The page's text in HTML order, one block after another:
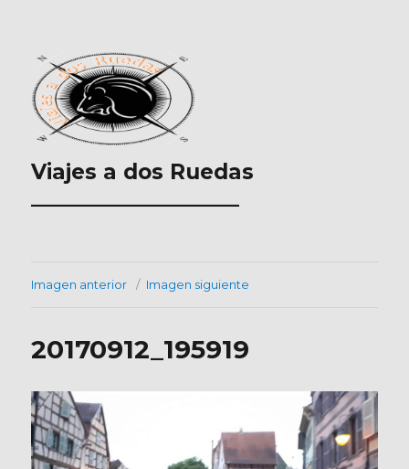
Viajes a dos Ruedas
___________________
Imagen anterior Imagen siguiente
20170912_195919